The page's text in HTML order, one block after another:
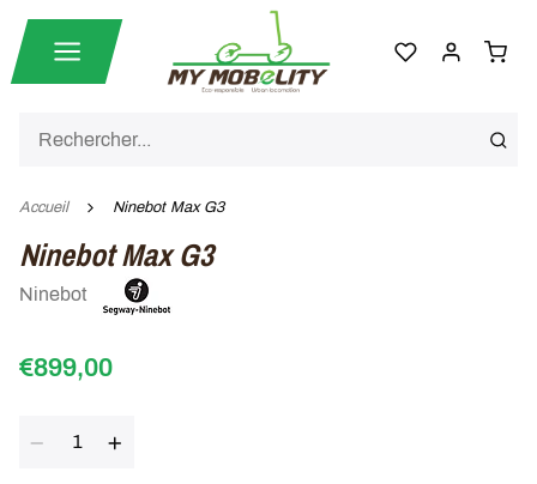
Accueil Ninebot Max G3
Ninebot Max G3
Ninebot
€899,00